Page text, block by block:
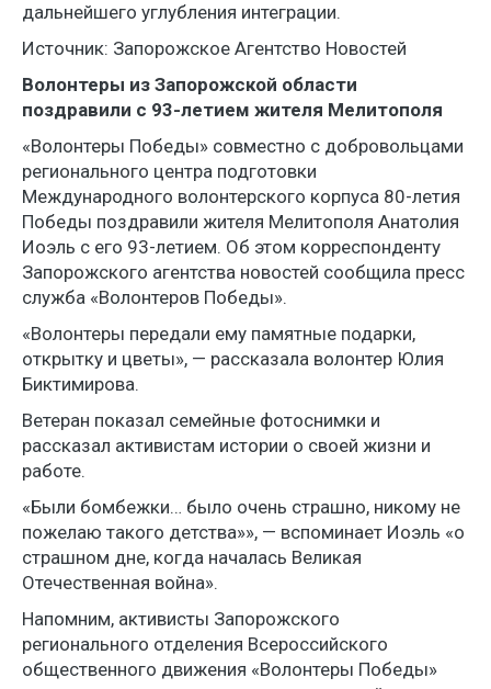
дальнейшего углубления интеграции.
Источник: Запорожское Агентство Новостей
Волонтеры из Запорожской области
поздравили с 93-летием жителя Мелитополя
«Волонтеры Победы» совместно с добровольцами
регионального центра подготовки
Международного волонтерского корпуса 80-летия
Победы поздравили жителя Мелитополя Анатолия
Иоэль с его 93-летием. Об этом корреспонденту
Запорожского агентства новостей сообщила пресс
служба «Волонтеров Победы».
«Волонтеры передали ему памятные подарки,
открытку и цветы», — рассказала волонтер Юлия
Биктимирова.
Ветеран показал семейные фотоснимки и
рассказал активистам истории о своей жизни и
работе.
«Были бомбежки… было очень страшно, никому не
пожелаю такого детства»», — вспоминает Иоэль «о
страшном дне, когда началась Великая
Отечественная война».
Напомним, активисты Запорожского
регионального отделения Всероссийского
общественного движения «Волонтеры Победы»